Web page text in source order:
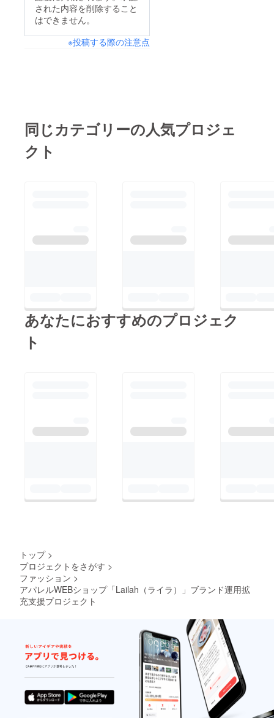
め活動報告書かせてい
ただきます。千葉生ま
れ千葉育ち。1999年
上手くなれるよう姉の
SAAYA指導のもと現
しております。楽しみ
す。明日も元気に明る
された内容を削除すること
はできません。
※投稿する際の注意点
同じカテゴリーの人気プロジェ
クト
あなたにおすすめのプロジェク
ト
トップ >
プロジェクトをさがす >
ファッション >
アパレルWEBショップ「Lailah（ライラ）」ブランド運用拡
充支援プロジェクト